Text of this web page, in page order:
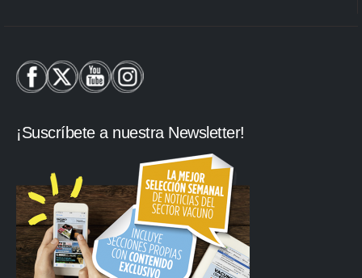
¡Suscríbete a nuestra Newsletter!